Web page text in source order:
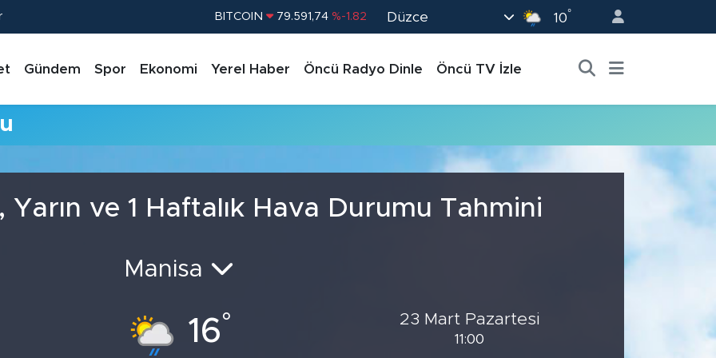
BITCOIN 79.591,74 %-1.82
EURO 53,38690 %0.19
STERLİN 61,60380 %0.18
Düzce 10°
Gündem Spor Ekonomi Yerel Haber Öncü Radyo Dinle Öncü TV İzle
Yarın ve 1 Haftalık Hava Durumu Tahmini
Manisa
16° 23 Mart Pazartesi
11:00